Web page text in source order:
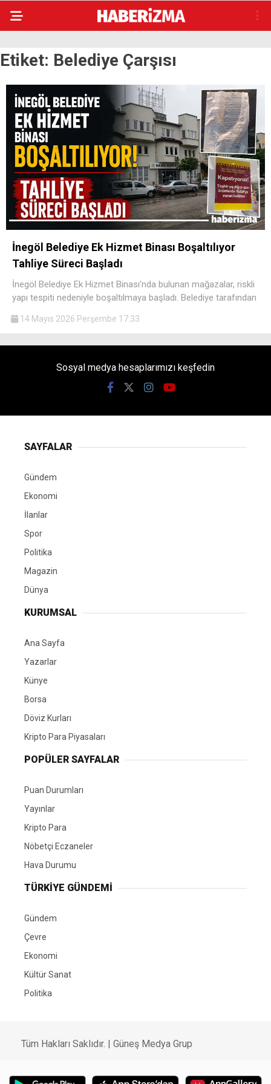
Etiket: Belediye Çarşısı
İnegöl Belediye Ek Hizmet Binası Boşaltılıyor
Tahliye Süreci Başladı
İnegöl Belediye Ek Hizmet Binası’nda bulunan mağazalar, riskli
yapı tespiti nedeniyle boşaltılmaya başladı. Belediye tarafından
14 Mayıs 2026 Perşembe 17:33
Sosyal medya hesaplarımızı keşfedin
SAYFALAR
Gündem
Ekonomi
İlanlar
Spor
Politika
Magazin
Dünya
KURUMSAL
Ana Sayfa
Yazarlar
Künye
Borsa
Döviz Kurları
Kripto Para Piyasaları
POPÜLER SAYFALAR
Puan Durumları
Yayınlar
Kripto Para
Nöbetçi Eczaneler
Hava Durumu
TÜRKIYE GÜNDEMI
Gündem
Çevre
Ekonomi
Kültür Sanat
Politika
Tüm Hakları Saklıdır. | Güneş Medya Grup